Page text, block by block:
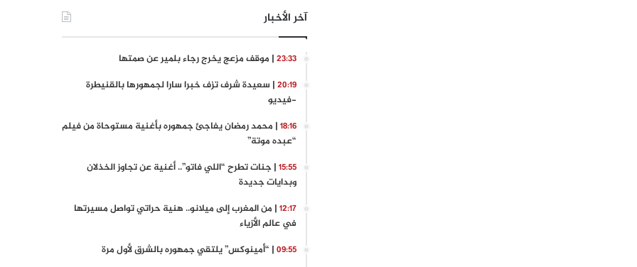
آخر الأخبار
23:33 | موقف مزعج يخرج رجاء بلمير عن صمتها
20:19 | سعيدة شرف تزف خبرا سارا لجمهورها بالقنيطرة
-فيديو
18:16 | محمد رمضان يفاجئ جمهوره بأغنية مستوحاة من فيلم
“عبده موتة”
15:55 | جنات تطرح “اللي فاتو”.. أغنية عن تجاوز الخذلان
وبدايات جديدة
12:17 | من المغرب إلى ميلانو.. هنية حراتي تواصل مسيرتها
في عالم الأزياء
09:55 | “أمينوكس” يلتقي جمهوره بالشرق لأول مرة